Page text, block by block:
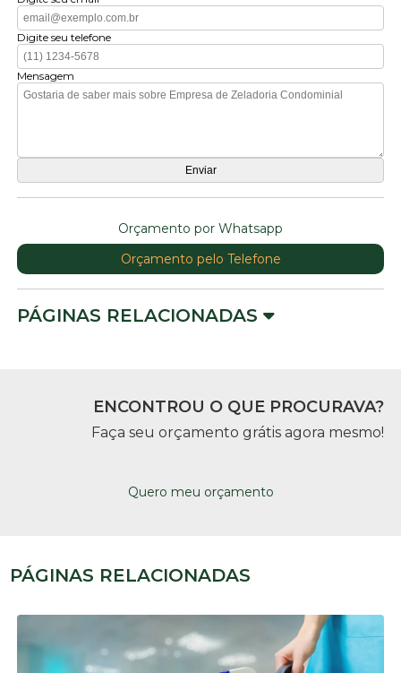
Digite seu telefone
Mensagem
Orçamento por Whatsapp
Orçamento pelo Telefone
PÁGINAS RELACIONADAS
ENCONTROU O QUE PROCURAVA?
Faça seu orçamento grátis agora mesmo!
Quero meu orçamento
PÁGINAS RELACIONADAS